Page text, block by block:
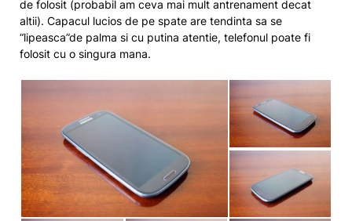
de folosit (probabil am ceva mai mult antrenament decat
altii). Capacul lucios de pe spate are tendinta sa se
“lipeasca”de palma si cu putina atentie, telefonul poate fi
folosit cu o singura mana.